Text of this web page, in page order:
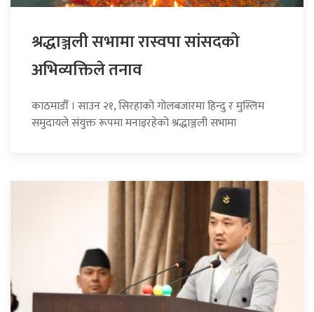
श्रद्धाञ्जली सभामा रास्वपा सांसदको
अभिव्यक्तिले तनाव
काठमाडौँ । साउन २१, सिरहाको गोलबजारमा हिन्दु र मुस्लिम
समुदायले संयुक्त रूपमा मनाइरहेको श्रद्धाञ्जली सभामा